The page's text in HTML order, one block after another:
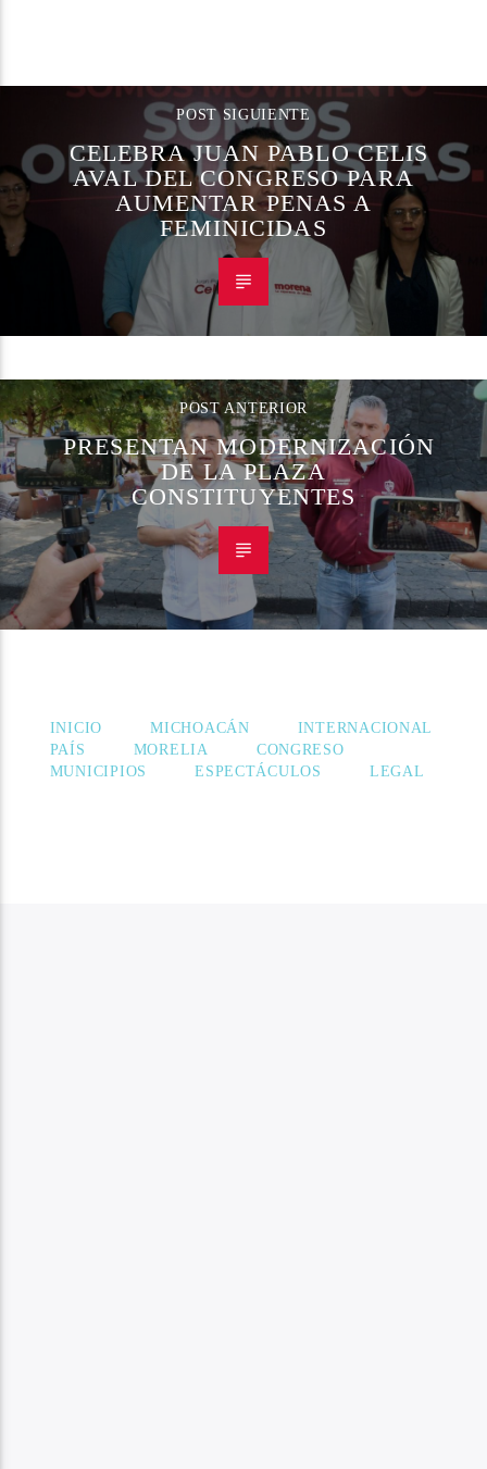
POST SIGUIENTE
CELEBRA JUAN PABLO CELIS
AVAL DEL CONGRESO PARA
AUMENTAR PENAS A
FEMINICIDAS
POST ANTERIOR
PRESENTAN MODERNIZACIÓN
DE LA PLAZA
CONSTITUYENTES
INICIO MICHOACÁN
INTERNACIONAL
PAÍS
MORELIA
CONGRESO
MUNICIPIOS
ESPECTÁCULOS LEGAL